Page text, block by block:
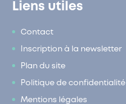
Liens utiles
Contact
Inscription à la newsletter
Plan du site
Politique de confidentialité
Mentions légales